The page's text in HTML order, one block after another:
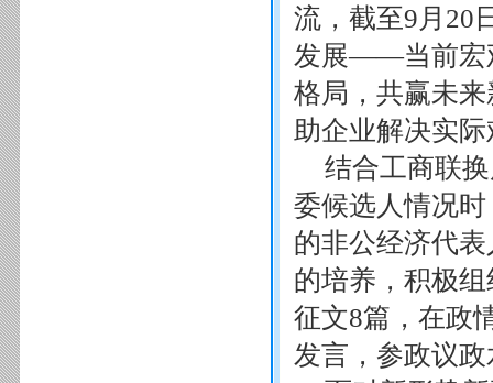
流，截至9月20
发展——当前宏
格局，共赢未
助企业解决实
结合工商联
委候选人情况
的非公经济代
的培养，积极
征文8篇，在政
发言，参政议